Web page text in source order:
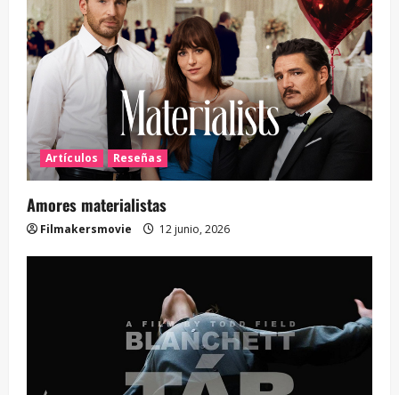
Artículos Reseñas
Amores materialistas
Filmakersmovie 12 junio, 2026